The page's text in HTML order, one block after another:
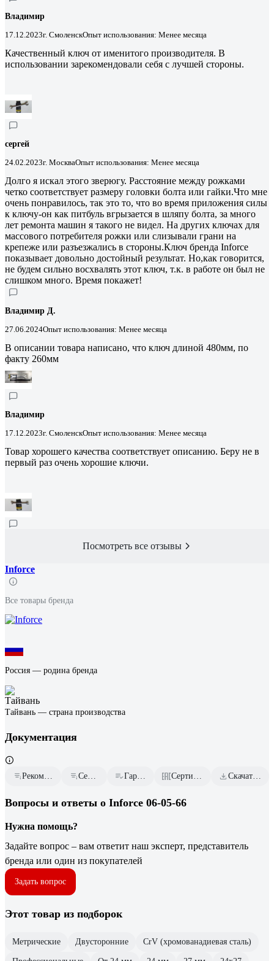
Владимир
17.12.2023г. СмоленскОпыт использования: Менее месяца
Качественный ключ от именитого производителя. В
использовании зарекомендовали себя с лучшей стороны.
сергей
24.02.2023г. МоскваОпыт использования: Менее месяца
Долго я искал этого зверюгу. Расстояние между рожками
четко соответствует размеру головки болта или гайки.Что мне
очень понравилось, так это то, что во время приложения силы
к ключу-он как питбуль вгрызается в шляпу болта, за много
лет ремонта машин я такого не видел. На других ключах для
массового потребителя рожки или слизывали грани на
крепеже или разъезжались в стороны.Ключ бренда Inforce
показывает довольно достойный результат. Но,как говорится,
не будем сильно восхвалять этот ключ, т.к. в работе он был не
слишком много. Время покажет!
Владимир Д.
27.06.2024Опыт использования: Менее месяца
В описании товара написано, что ключ длиной 480мм, по
факту 260мм
Владимир
17.12.2023г. СмоленскОпыт использования: Менее месяца
Товар хорошего качества соответствует описанию. Беру не в
первый раз очень хорошие ключи.
Посмотреть все отзывы
Inforce
Все товары бренда
Россия — родина бренда
Тайвань — страна производства
Документация
Рекомендательные письма Сертификат дилера Гарантийный талон Сертификаты соответствия Скачать всю документацию
Вопросы и ответы о Inforce 06-05-66
Нужна помощь?
Задайте вопрос – вам ответит наш эксперт, представитель
бренда или один из покупателей
Задать вопрос
Этот товар из подборок
Метрические Двусторонние CrV (хромованадиевая сталь)